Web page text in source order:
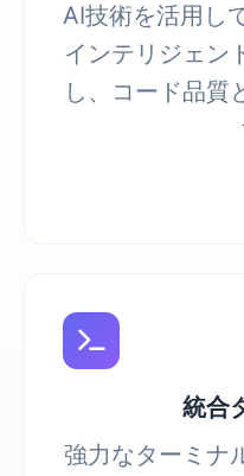
AI技術を活用し
インテリジェン
し、コード品質
統合
強力なターミナ